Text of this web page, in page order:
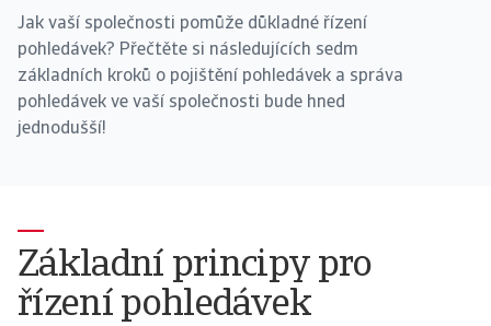
Jak vaší společnosti pomůže důkladné řízení
pohledávek? Přečtěte si následujících sedm
základních kroků o pojištění pohledávek a správa
pohledávek ve vaší společnosti bude hned
jednodušší!
Základní principy pro
řízení pohledávek